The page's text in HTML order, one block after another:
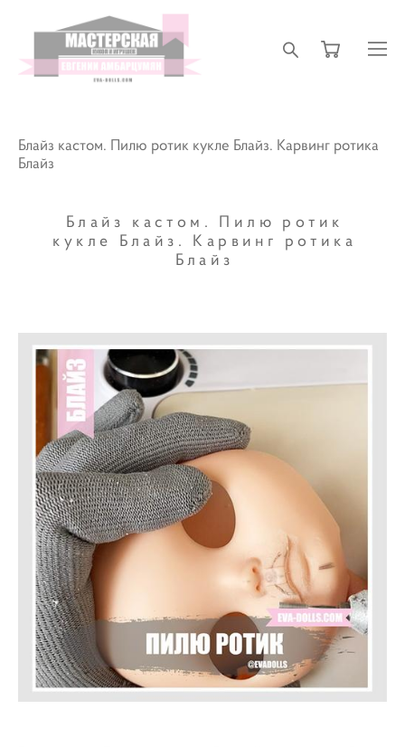
Блайз кастом. Пилю ротик кукле Блайз. Карвинг ротика
Блайз
Блайз кастом. Пилю ротик
кукле Блайз. Карвинг ротика
Блайз